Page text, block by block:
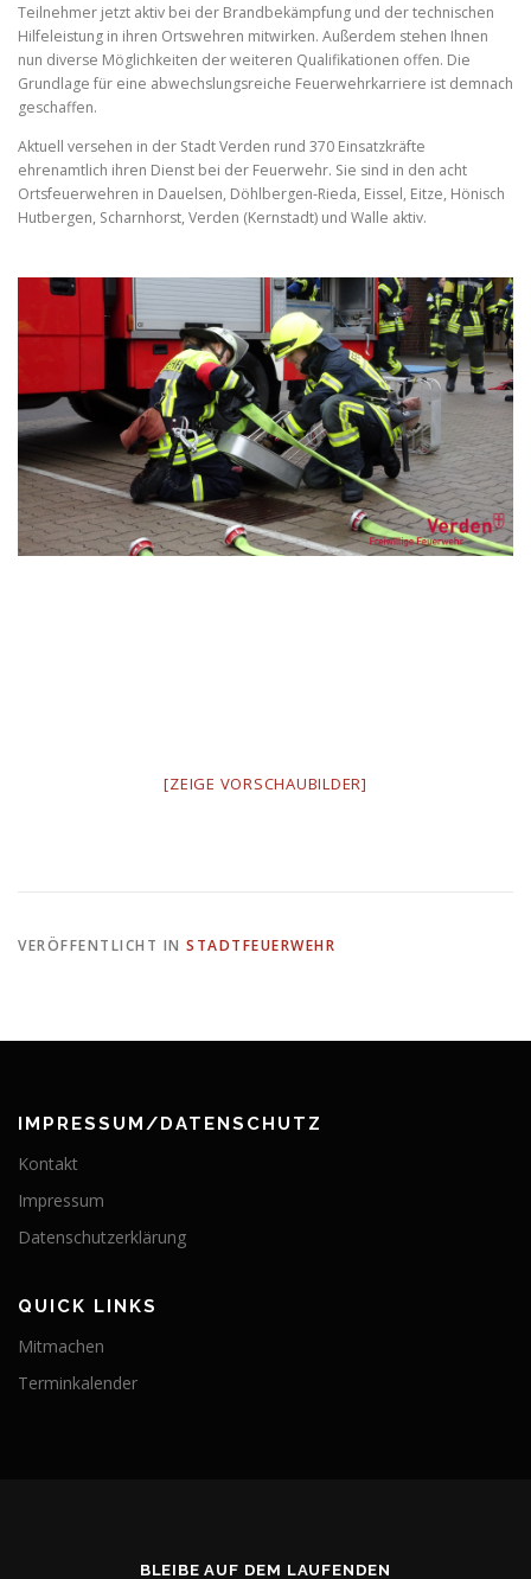
Teilnehmer jetzt aktiv bei der Brandbekämpfung und der technischen
Hilfeleistung in ihren Ortswehren mitwirken. Außerdem stehen Ihnen
nun diverse Möglichkeiten der weiteren Qualifikationen offen. Die
Grundlage für eine abwechslungsreiche Feuerwehrkarriere ist demnach
geschaffen.
Aktuell versehen in der Stadt Verden rund 370 Einsatzkräfte
ehrenamtlich ihren Dienst bei der Feuerwehr. Sie sind in den acht
Ortsfeuerwehren in Dauelsen, Döhlbergen-Rieda, Eissel, Eitze, Hönisch
Hutbergen, Scharnhorst, Verden (Kernstadt) und Walle aktiv.
[ZEIGE VORSCHAUBILDER]
VERÖFFENTLICHT IN STADTFEUERWEHR
IMPRESSUM/DATENSCHUTZ
Kontakt
Impressum
Datenschutzerklärung
QUICK LINKS
Mitmachen
Terminkalender
BLEIBE AUF DEM LAUFENDEN